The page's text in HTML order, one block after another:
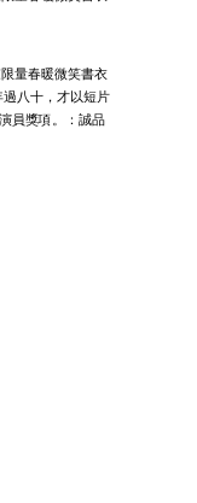
量春暖微笑書衣
八十，才以短片
員獎項。：誠品